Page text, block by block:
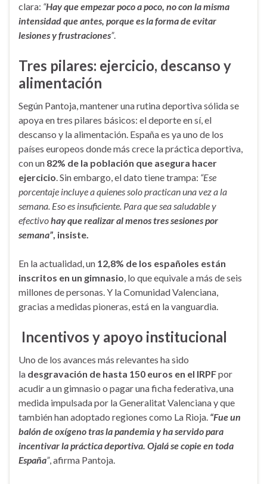
clara: “Hay que empezar poco a poco, no con la misma
intensidad que antes, porque es la forma de evitar
lesiones y frustraciones”.
Tres pilares: ejercicio, descanso y
alimentación
Según Pantoja, mantener una rutina deportiva sólida se
apoya en tres pilares básicos: el deporte en sí, el
descanso y la alimentación. España es ya uno de los
países europeos donde más crece la práctica deportiva,
con un 82% de la población que asegura hacer
ejercicio. Sin embargo, el dato tiene trampa: “Ese
porcentaje incluye a quienes solo practican una vez a la
semana. Eso es insuficiente. Para que sea saludable y
efectivohay que realizar al menos tres sesiones por
semana”, insiste.
En la actualidad, un 12,8% de los españoles están
inscritos en un gimnasio, lo que equivale a más de seis
millones de personas. Y la Comunidad Valenciana,
gracias a medidas pioneras, está en la vanguardia.
Incentivos y apoyo institucional
Uno de los avances más relevantes ha sido
la desgravación de hasta 150 euros en el IRPFpor
acudir a un gimnasio o pagar una ficha federativa, una
medida impulsada por la Generalitat Valenciana y que
también han adoptado regiones como La Rioja. “Fue un
balón de oxígeno tras la pandemia y ha servido para
incentivar la práctica deportiva. Ojalá se copie en toda
España”, afirma Pantoja.